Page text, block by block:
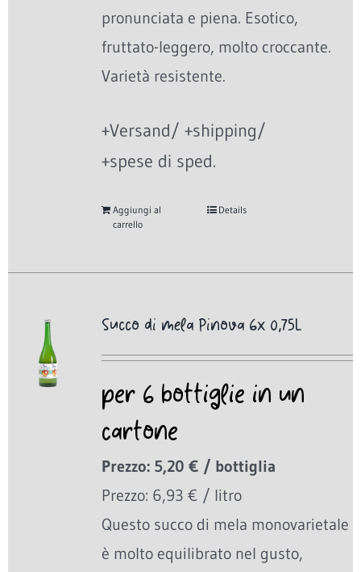
pronunciata e piena. Esotico,
fruttato-leggero, molto croccante.
Varietà resistente.
+Versand/ +shipping/
+spese di sped.
Aggiungi al
carrello
Details
Succo di mela Pinova 6x 0,75L
per 6 bottiglie in un
cartone
Prezzo: 5,20 € / bottiglia
Prezzo: 6,93 € / litro
Questo succo di mela monovarietale
è molto equilibrato nel gusto,